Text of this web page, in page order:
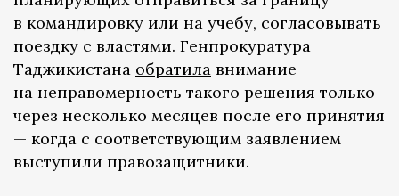
в командировку или на учебу, согласовывать
поездку с властями. Генпрокуратура
Таджикистана обратила внимание
на неправомерность такого решения только
через несколько месяцев после его принятия
— когда с соответствующим заявлением
выступили правозащитники.